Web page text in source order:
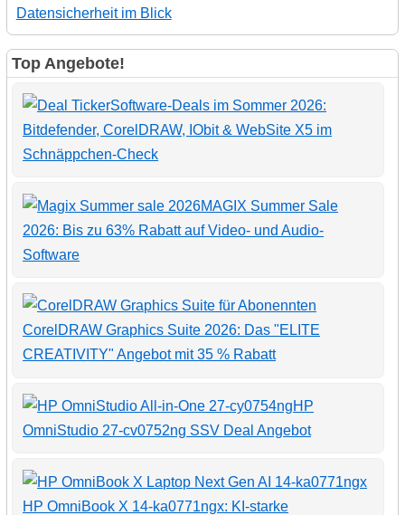
Datensicherheit im Blick
Top Angebote!
Software-Deals im Sommer 2026:
Bitdefender, CorelDRAW, IObit & WebSite X5 im
Schnäppchen-Check
MAGIX Summer Sale
2026: Bis zu 63% Rabatt auf Video- und Audio-
Software
CorelDRAW Graphics Suite 2026: Das "ELITE
CREATIVITY" Angebot mit 35 % Rabatt
HP
OmniStudio 27-cv0752ng SSV Deal Angebot
HP OmniBook X 14-ka0771ngx: KI-starke